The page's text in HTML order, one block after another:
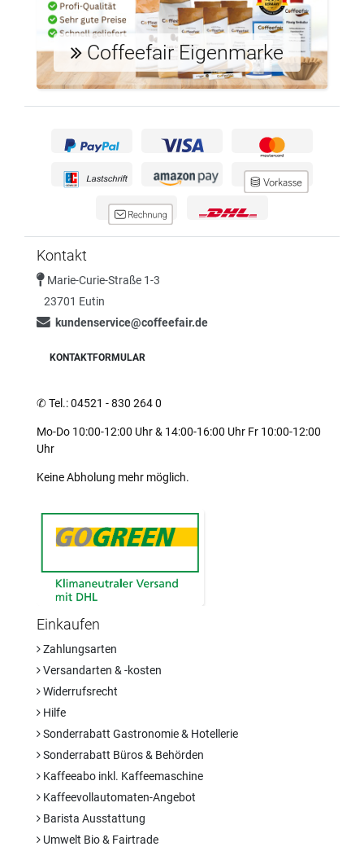
Coffeefair Eigenmarke
Kontakt
Marie-Curie-Straße 1-3
23701 Eutin
kundenservice@coffeefair.de
KONTAKTFORMULAR
✆Tel.: 04521 - 830 264 0
Mo-Do 10:00-12:00 Uhr & 14:00-16:00 Uhr Fr 10:00-12:00
Uhr
Keine Abholung mehr möglich.
Einkaufen
Zahlungsarten
Versandarten & -kosten
Widerrufsrecht
Hilfe
Sonderrabatt Gastronomie & Hotellerie
Sonderrabatt Büros & Behörden
Kaffeeabo inkl. Kaffeemaschine
Kaffeevollautomaten-Angebot
Barista Ausstattung
Umwelt Bio & Fairtrade